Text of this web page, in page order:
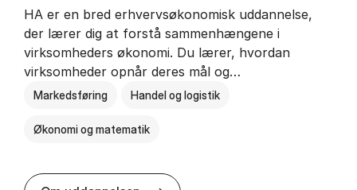
HA er en bred erhvervsøkonomisk uddannelse,
der lærer dig at forstå sammenhængene i
virksomheders økonomi. Du lærer, hvordan
virksomheder opnår deres mål og…
Markedsføring Handel og logistik
Økonomi og matematik